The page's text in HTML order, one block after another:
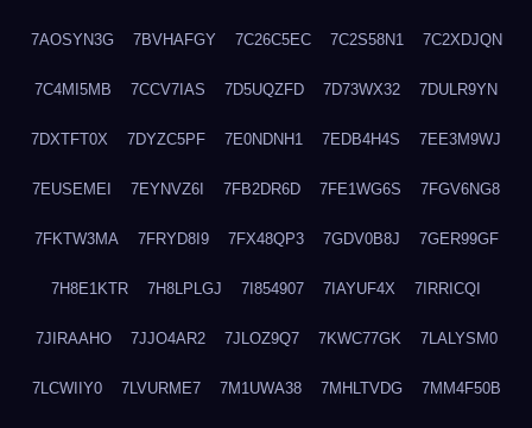
7AOSYN3G 7BVHAFGY 7C26C5EC 7C2S58N1 7C2XDJQN
7C4MI5MB 7CCV7IAS 7D5UQZFD 7D73WX32 7DULR9YN
7DXTFT0X 7DYZC5PF 7E0NDNH1 7EDB4H4S 7EE3M9WJ
7EUSEMEI 7EYNVZ6I 7FB2DR6D 7FE1WG6S 7FGV6NG8
7FKTW3MA 7FRYD8I9 7FX48QP3 7GDV0B8J 7GER99GF
7H8E1KTR 7H8LPLGJ 7I854907 7IAYUF4X 7IRRICQI
7JIRAAHO 7JJO4AR2 7JLOZ9Q7 7KWC77GK 7LALYSM0
7LCWIIY0 7LVURME7 7M1UWA38 7MHLTVDG 7MM4F50B